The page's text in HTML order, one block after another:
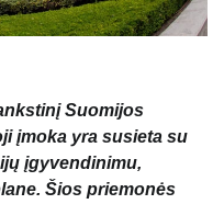
Suomijos
įmoka yra susieta su
įgyvendinimu,
Šios priemonės